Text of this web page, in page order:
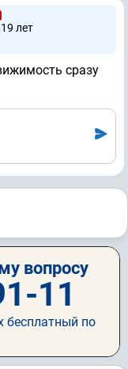
лет
сразу
вопросу
11
бесплатный по